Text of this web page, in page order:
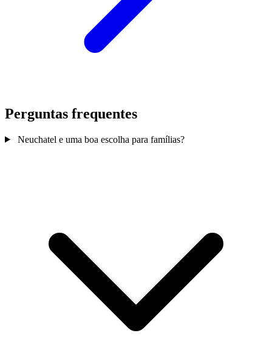
Perguntas frequentes
Neuchatel e uma boa escolha para famílias?